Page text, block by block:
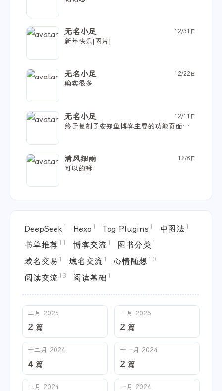
无名小足 12/31日
新年快乐[图片]
无名小足 12/22日
确实很多
无名小足 12/11日
终于复刻了安知鱼博客主要的功能页面，有时间B站、豆瓣功能也尝试一下。[图片]成功了告诉一声
清风细雨 12/8日
可以的嘛
DeepSeek 1 Hexo 1 Tag Plugins 1 中图法 1
书单推荐 11 博客交流 1 图书分类 1
域名交易 1 域名交流 1 心情随想 10
阅读交流 13 阅读基础 1
二月 2025
2 篇
一月 2025
2 篇
十二月 2024
4 篇
十一月 2024
2 篇
三月 2024 一月 2024